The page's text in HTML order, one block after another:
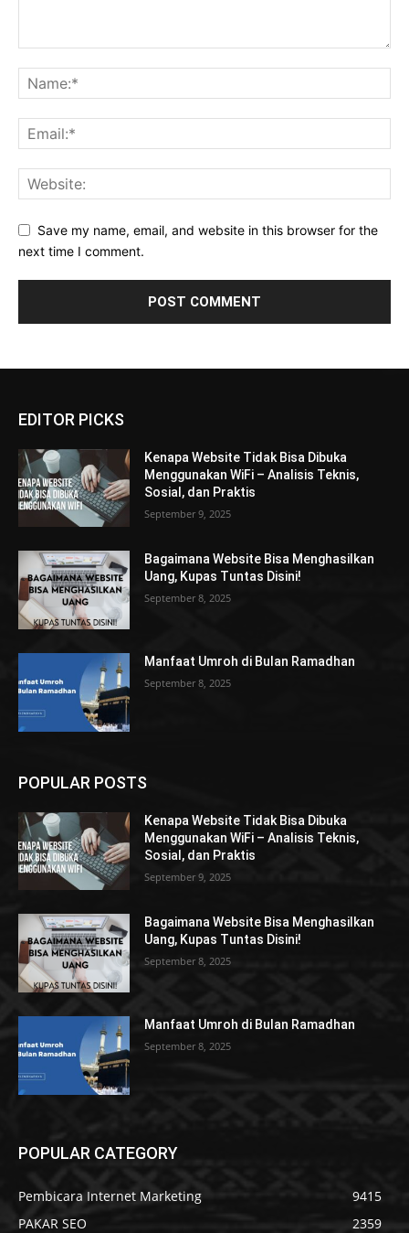
Save my name, email, and website in this browser for the
next time I comment.
EDITOR PICKS
Kenapa Website Tidak Bisa Dibuka
Menggunakan WiFi – Analisis Teknis,
Sosial, dan Praktis
September 9, 2025
Bagaimana Website Bisa Menghasilkan
Uang, Kupas Tuntas Disini!
September 8, 2025
Manfaat Umroh di Bulan Ramadhan
September 8, 2025
POPULAR POSTS
Kenapa Website Tidak Bisa Dibuka
Menggunakan WiFi – Analisis Teknis,
Sosial, dan Praktis
September 9, 2025
Bagaimana Website Bisa Menghasilkan
Uang, Kupas Tuntas Disini!
September 8, 2025
Manfaat Umroh di Bulan Ramadhan
September 8, 2025
POPULAR CATEGORY
Pembicara Internet Marketing
9415
PAKAR SEO
2359